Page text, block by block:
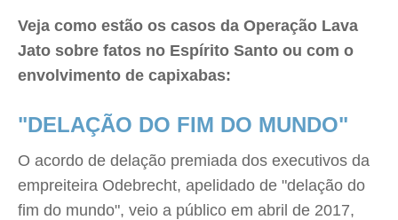
Veja como estão os casos da Operação Lava
Jato sobre fatos no Espírito Santo ou com o
envolvimento de capixabas:
"DELAÇÃO DO FIM DO MUNDO"
O acordo de delação premiada dos executivos da
empreiteira Odebrecht, apelidado de "delação do
fim do mundo", veio a público em abril de 2017,